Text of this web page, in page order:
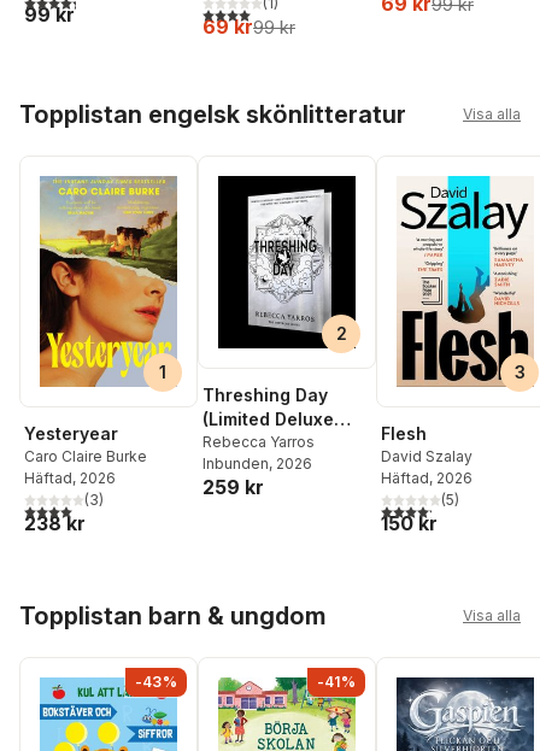
99 kr 4,0utav 5 stjärnor. Totalt antal röster:
69 kr99 kr
Topplistan engelsk skönlitteratur Visa alla
1
Yesteryear
Caro Claire Burke
Häftad, 2026
4,0utav 5 stjärnor. Totalt antal röster:
(3)
238 kr
2
Threshing Day
(Limited Deluxe
Edition)
Rebecca Yarros
Inbunden, 2026
259 kr
3
Flesh
David Szalay
Häftad, 2026
4,2utav 5 stjärnor.
(5)
150 kr
Topplistan barn & ungdom Visa alla
-43% -41%